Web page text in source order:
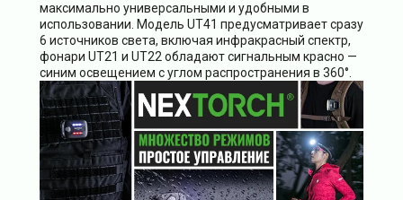
максимально универсальными и удобными в
использовании. Модель UT41 предусматривает сразу
6 источников света, включая инфракрасный спектр,
фонари UT21 и UT22 обладают сигнальным красно —
синим освещением с углом распространения в 360°.